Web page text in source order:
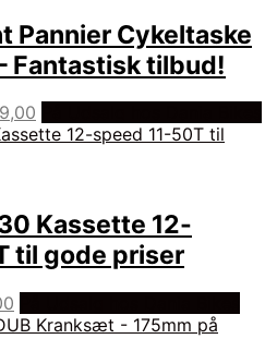
Pannier Cykeltaske
Fantastisk tilbud!
aktuelle
Kassette 12-
til gode priser
aktuelle